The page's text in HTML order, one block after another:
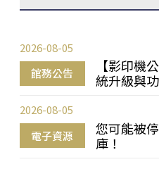
館務公告
【影印機
統升級與
2026-08-05
電子資源
您可能被
庫！
2026-08-05